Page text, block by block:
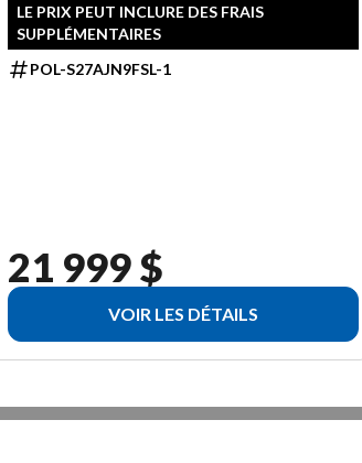
LE PRIX PEUT INCLURE DES FRAIS
SUPPLÉMENTAIRES
POL-S27AJN9FSL-1
21 999 $
VOIR LES DÉTAILS